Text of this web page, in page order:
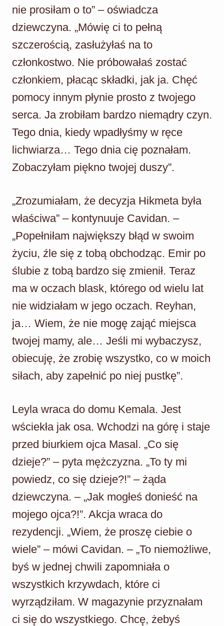
nie prosiłam o to” – oświadcza
dziewczyna. „Mówię ci to pełną
szczerością, zasłużyłaś na to
członkostwo. Nie próbowałaś zostać
członkiem, płacąc składki, jak ja. Chęć
pomocy innym płynie prosto z twojego
serca. Ja zrobiłam bardzo niemądry czyn.
Tego dnia, kiedy wpadłyśmy w ręce
lichwiarza… Tego dnia cię poznałam.
Zobaczyłam piękno twojej duszy”.
„Zrozumiałam, że decyzja Hikmeta była
właściwa” – kontynuuje Cavidan. –
„Popełniłam największy błąd w swoim
życiu, źle się z tobą obchodząc. Emir po
ślubie z tobą bardzo się zmienił. Teraz
ma w oczach blask, którego od wielu lat
nie widziałam w jego oczach. Reyhan,
ja… Wiem, że nie mogę zająć miejsca
twojej mamy, ale… Jeśli mi wybaczysz,
obiecuję, że zrobię wszystko, co w moich
siłach, aby zapełnić po niej pustkę”.
Leyla wraca do domu Kemala. Jest
wściekła jak osa. Wchodzi na górę i staje
przed biurkiem ojca Masal. „Co się
dzieje?” – pyta mężczyzna. „To ty mi
powiedz, co się dzieje?!” – żąda
dziewczyna. – „Jak mogłeś donieść na
mojego ojca?!”. Akcja wraca do
rezydencji. „Wiem, że proszę ciebie o
wiele” – mówi Cavidan. – „To niemożliwe,
byś w jednej chwili zapomniała o
wszystkich krzywdach, które ci
wyrządziłam. W magazynie przyznałam
ci się do wszystkiego. Chcę, żebyś